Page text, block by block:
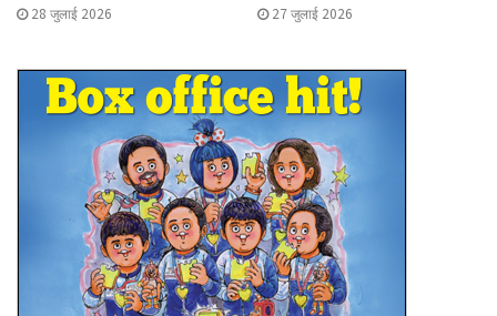
28 जुलाई 2026 27 जुलाई 2026